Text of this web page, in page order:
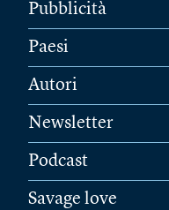
Pubblicità
Paesi
Autori
Newsletter
Podcast
Savage love